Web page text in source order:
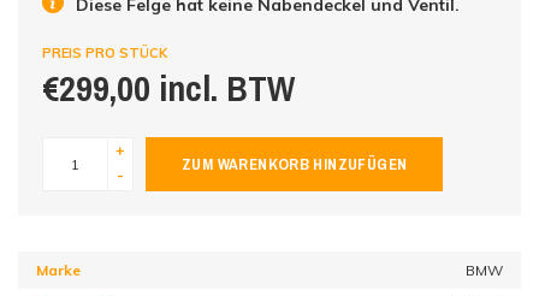
PREIS PRO STÜCK
€299,00 incl. BTW
+
-
ZUM WARENKORB HINZUFÜGEN
Marke BMW